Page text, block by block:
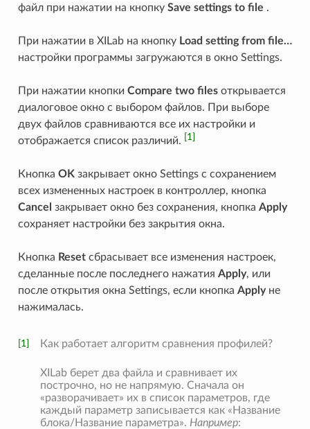
файл при нажатии на кнопку Save settings to file .
При нажатии в XILab на кнопку Load setting from file…
настройки программы загружаются в окно Settings.
При нажатии кнопки Compare two filesоткрывается
диалоговое окно с выбором файлов. При выборе
двух файлов сравниваются все их настройки и
отображается список различий.
[1]
Кнопка OK закрывает окно Settings с сохранением
всех измененных настроек в контроллер, кнопка
Cancel закрывает окно без сохранения, кнопка Apply
сохраняет настройки без закрытия окна.
Кнопка Resetсбрасывает все изменения настроек,
сделанные после последнего нажатия Apply, или
после открытия окна Settings, если кнопка Applyне
нажималась.
[1] Как работает алгоритм сравнения профилей?
XILab берет два файла и сравнивает их
построчно, но не напрямую. Сначала он
«разворачивает» их в список параметров, где
каждый параметр записывается как «Название
блока/Название параметра». Например: